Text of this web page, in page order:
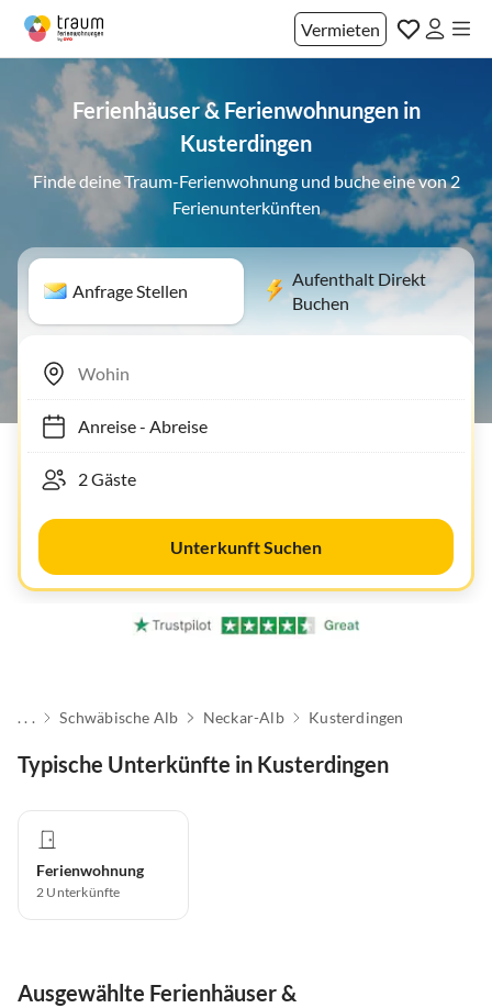
Vermieten
Ferienhäuser & Ferienwohnungen in
Kusterdingen
Finde deine Traum-Ferienwohnung und buche eine von 2
Ferienunterkünften
Anfrage Stellen
Aufenthalt Direkt
Buchen
Anreise- Abreise
Unterkunft Suchen
. . . Schwäbische Alb Neckar-Alb Kusterdingen
Typische Unterkünfte in Kusterdingen
Ferienwohnung
2 Unterkünfte
Ausgewählte Ferienhäuser &